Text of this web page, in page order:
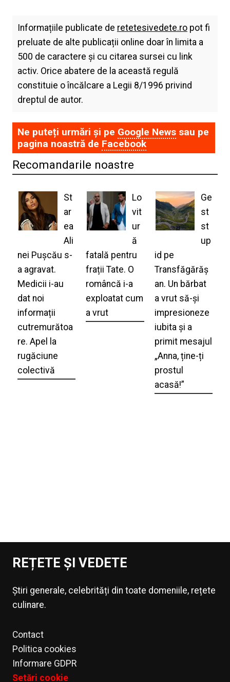
Informațiile publicate de retetesivedete.ropot fi
preluate de alte publicații online doar în limita a
500 de caractere și cu citarea sursei cu link
activ. Orice abatere de la această regulă
constituie o încălcare a Legii 8/1996 privind
dreptul de autor.
Ne puteți urmări și pe Google Newssau pe
pagina noastră de Facebook
Recomandarile noastre
St
ar
ea
Ali
nei Pușcău s-
a agravat.
Medicii i-au
dat noi
informații
cutremurătoa
re. Apel la
rugăciune
colectivă
Lo
vit
ur
ă
fatală pentru
frații Tate. O
româncă i-a
exploatat cum
a vrut
Ge
st
st
up
id pe
Transfăgărăș
an. Un bărbat
a vrut să-și
impresioneze
iubita și a
primit mesajul
„Anna, ține-ți
prostul
acasă!”
REȚETE ȘI VEDETE
Știri generale, celebrități din toate domeniile, rețete
culinare.
Contact
Politica cookies
Informare GDPR
Setări cookie